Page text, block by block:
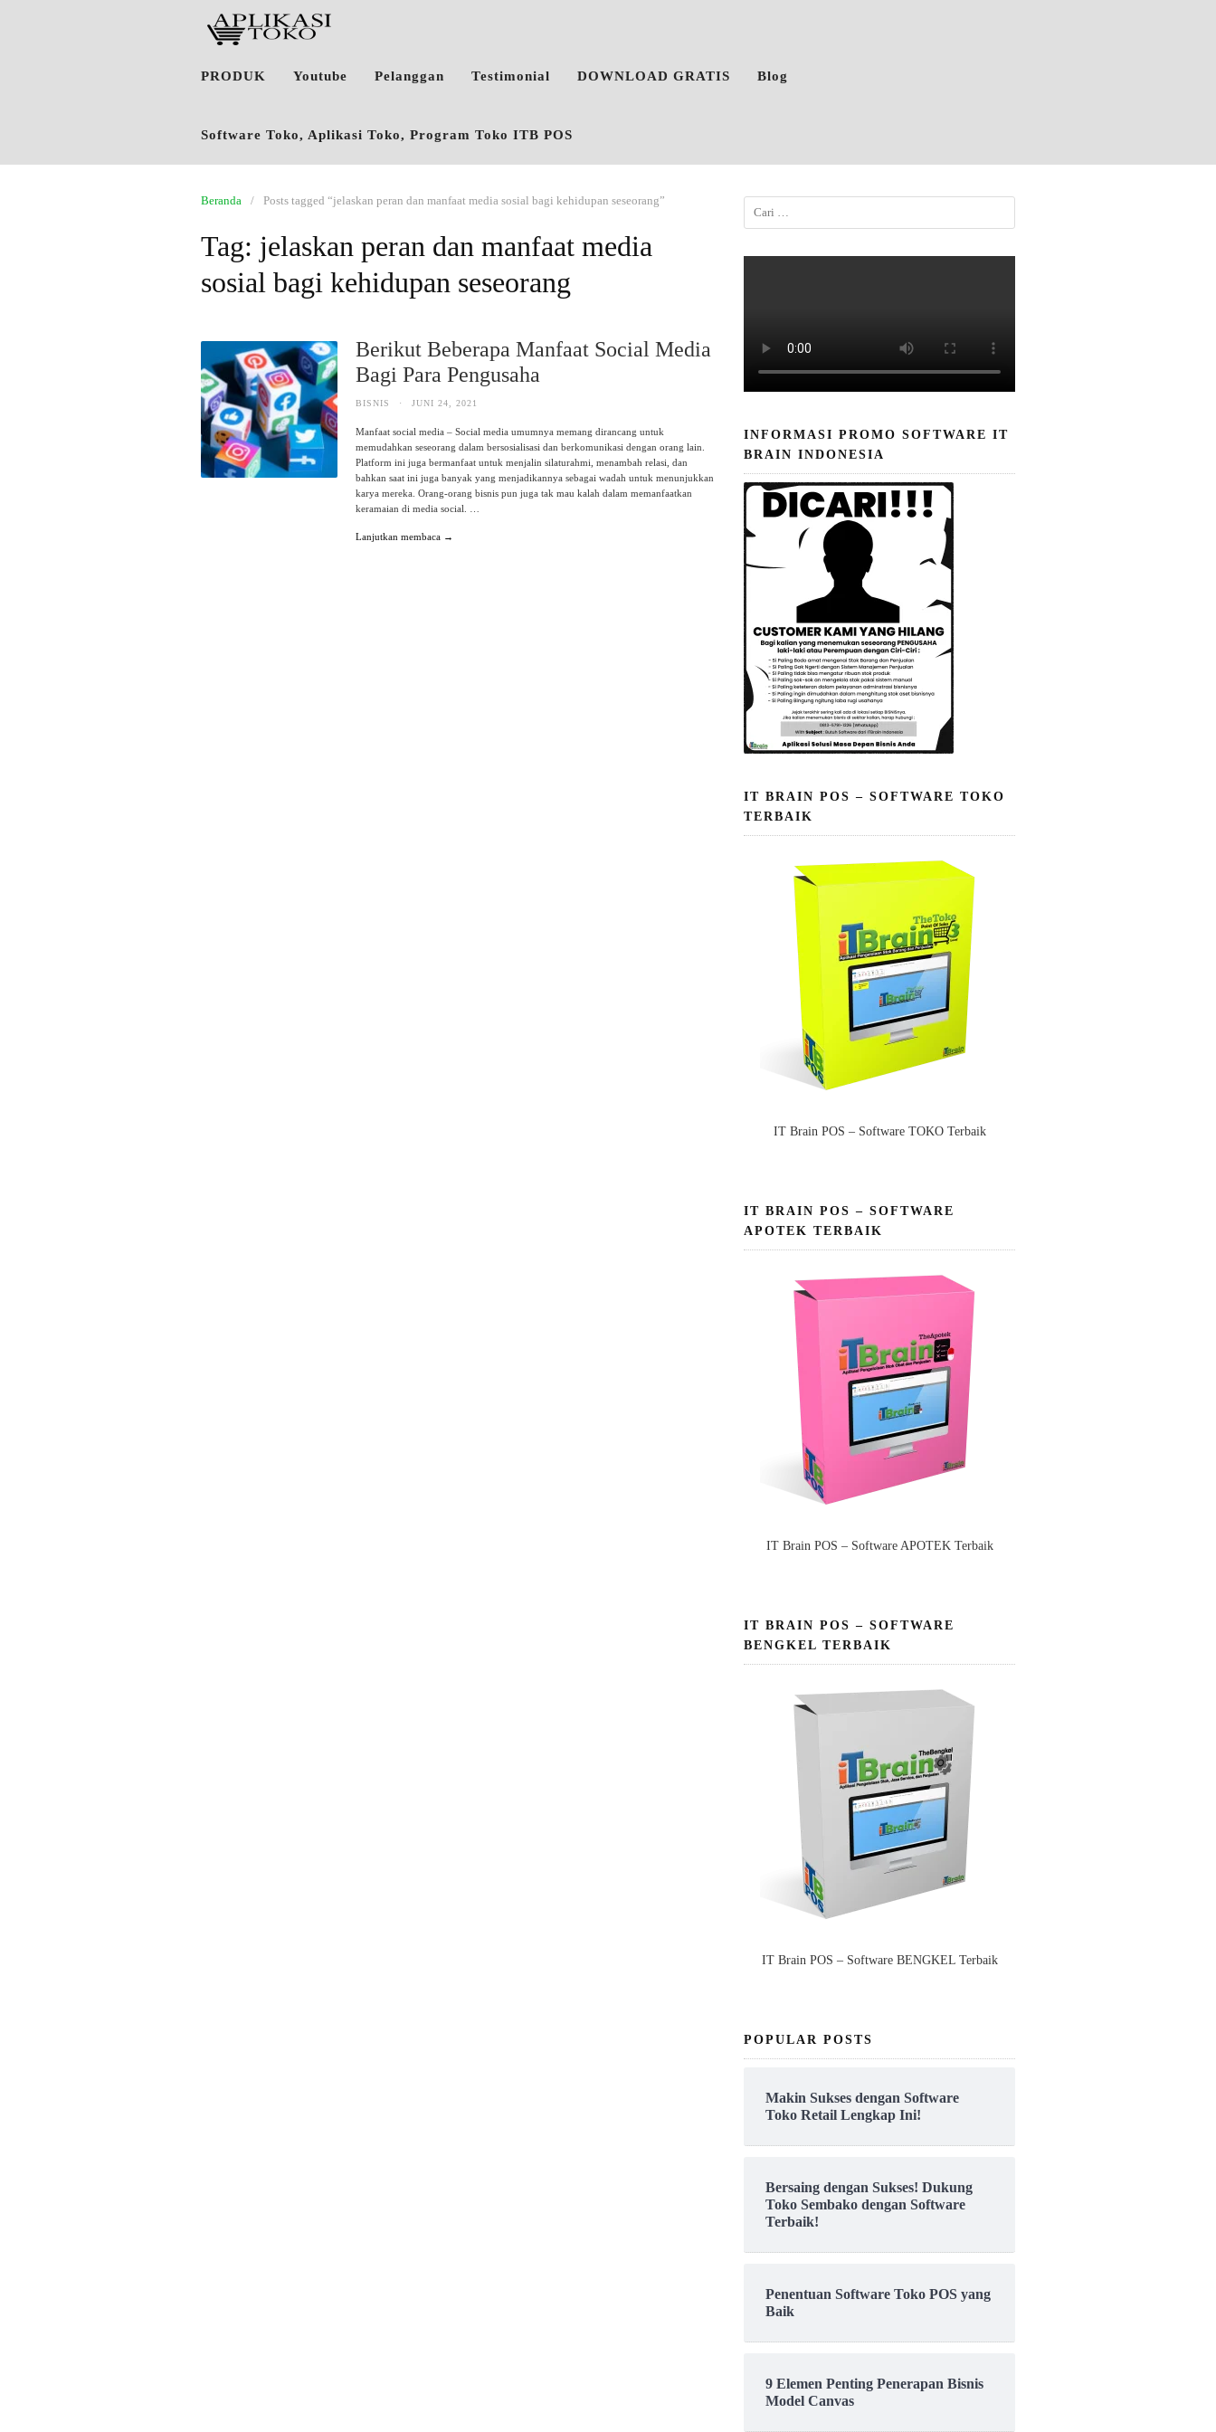
PRODUK Youtube Pelanggan Testimonial DOWNLOAD GRATIS Blog
Software Toko, Aplikasi Toko, Program Toko ITB POS
Beranda Posts tagged “jelaskan peran dan manfaat media sosial bagi kehidupan seseorang”
Tag: jelaskan peran dan manfaat media
sosial bagi kehidupan seseorang
Berikut Beberapa Manfaat Social Media
Bagi Para Pengusaha
BISNIS · JUNI 24, 2021
Manfaat social media – Social media umumnya memang dirancang untuk
memudahkan seseorang dalam bersosialisasi dan berkomunikasi dengan orang lain.
Platform ini juga bermanfaat untuk menjalin silaturahmi, menambah relasi, dan
bahkan saat ini juga banyak yang menjadikannya sebagai wadah untuk menunjukkan
karya mereka. Orang-orang bisnis pun juga tak mau kalah dalam memanfaatkan
keramaian di media social. …
Lanjutkan membaca →
INFORMASI PROMO SOFTWARE IT
BRAIN INDONESIA
IT BRAIN POS – SOFTWARE TOKO
TERBAIK
IT Brain POS – Software TOKO Terbaik
IT BRAIN POS – SOFTWARE
APOTEK TERBAIK
IT Brain POS – Software APOTEK Terbaik
IT BRAIN POS – SOFTWARE
BENGKEL TERBAIK
IT Brain POS – Software BENGKEL Terbaik
POPULAR POSTS
Makin Sukses dengan Software
Toko Retail Lengkap Ini!
Bersaing dengan Sukses! Dukung
Toko Sembako dengan Software
Terbaik!
Penentuan Software Toko POS yang
Baik
9 Elemen Penting Penerapan Bisnis
Model Canvas